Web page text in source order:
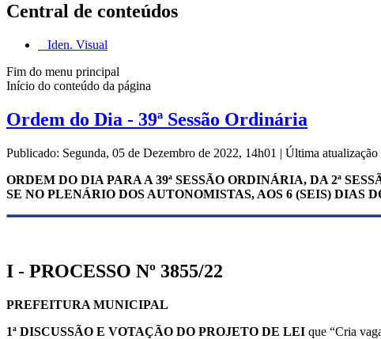
Central de conteúdos
Iden. Visual
Fim do menu principal
Início do conteúdo da página
Ordem do Dia - 39ª Sessão Ordinária
Publicado: Segunda, 05 de Dezembro de 2022, 14h01 | Última atualização
ORDEM DO DIA PARA A 39ª SESSÃO ORDINÁRIA, DA 2ª
SE NO PLENÁRIO DOS AUTONOMISTAS, AOS 6 (SEIS) DIAS
I - PROCESSO Nº 3855/22
PREFEITURA MUNICIPAL
1ª DISCUSSÃO E VOTAÇÃO DO PROJETO DE LEI que “Cria